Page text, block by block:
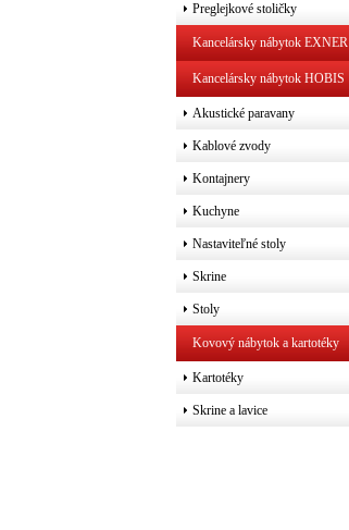
Preglejkové stoličky
Kancelársky nábytok EXNER
Kancelársky nábytok HOBIS
Akustické paravany
Kablové zvody
Kontajnery
Kuchyne
Nastaviteľné stoly
Skrine
Stoly
Kovový nábytok a kartotéky
Kartotéky
Skrine a lavice